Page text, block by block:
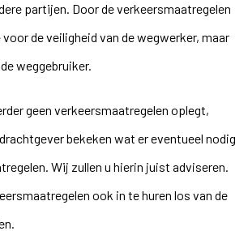
partijen. Door de verkeersmaatregelen
de veiligheid van de wegwerker, maar
weggebruiker.
geen verkeersmaatregelen oplegt,
bekeken wat er eventueel nodig
Wij zullen u hierin juist adviseren.
ook in te huren los van de